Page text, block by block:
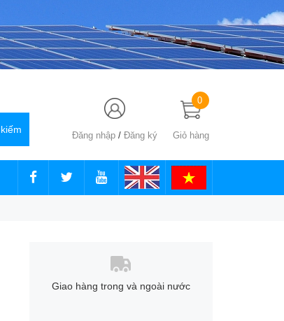
Đăng nhập / Đăng ký Giỏ hàng
0
Giao hàng trong và ngoài nước